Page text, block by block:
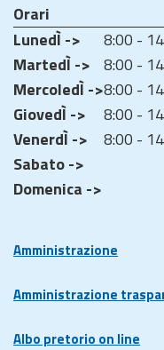
Orari
LunedÌ ->
8:00 -
MartedÌ -> 8:00 -
MercoledÌ ->8:00 -
GiovedÌ ->
8:00 -
VenerdÌ ->
8:00 -
Sabato ->
Domenica ->
Amministrazione
Amministrazione
Albo pretorio on line